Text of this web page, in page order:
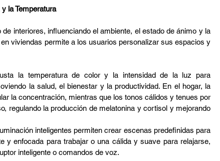
la Temperatura
interiores, influenciando el ambiente, el estado de ánimo y la
viviendas permite a los usuarios personalizar sus espacios y
la temperatura de color y la intensidad de la luz para
la salud, el bienestar y la productividad. En el hogar, la
la concentración, mientras que los tonos cálidos y tenues por
regulando la producción de melatonina y cortisol y mejorando
inteligentes permiten crear escenas predefinidas para
y enfocada para trabajar o una cálida y suave para relajarse,
inteligente o comandos de voz.